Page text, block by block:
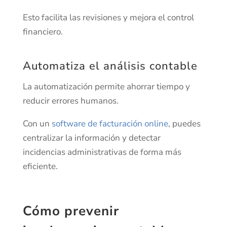
Esto facilita las revisiones y mejora el control
financiero.
Automatiza el análisis contable
La automatización permite ahorrar tiempo y
reducir errores humanos.
Con un software de facturación online, puedes
centralizar la información y detectar
incidencias administrativas de forma más
eficiente.
Cómo prevenir